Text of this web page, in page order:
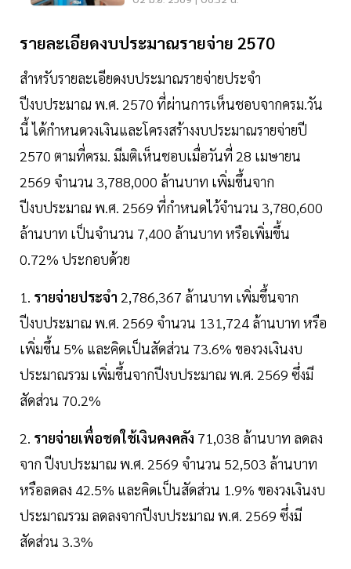
รายละเอียดงบประมาณรายจ่าย 2570
สำหรับรายละเอียดงบประมาณรายจ่ายประจำ
ปีงบประมาณ พ.ศ. 2570 ที่ผ่านการเห็นชอบจากครม.วัน
นี้ ได้กำหนดวงเงินและโครงสร้างงบประมาณรายจ่ายปี
2570 ตามที่ครม. มีมติเห็นชอบเมื่อวันที่ 28 เมษายน
2569 จำนวน 3,788,000 ล้านบาท เพิ่มขึ้นจาก
ปีงบประมาณ พ.ศ. 2569 ที่กำหนดไว้จำนวน 3,780,600
ล้านบาท เป็นจำนวน 7,400 ล้านบาท หรือเพิ่มขึ้น
0.72% ประกอบด้วย
1. รายจ่ายประจำ 2,786,367 ล้านบาท เพิ่มขึ้นจาก
ปีงบประมาณ พ.ศ. 2569 จำนวน 131,724 ล้านบาท หรือ
เพิ่มขึ้น 5% และคิดเป็นสัดส่วน 73.6% ของวงเงินงบ
ประมาณรวม เพิ่มขึ้นจากปีงบประมาณ พ.ศ. 2569 ซึ่งมี
สัดส่วน 70.2%
2. รายจ่ายเพื่อชดใช้เงินคงคลัง 71,038 ล้านบาท ลดลง
จาก ปีงบประมาณ พ.ศ. 2569 จำนวน 52,503 ล้านบาท
หรือลดลง 42.5% และคิดเป็นสัดส่วน 1.9% ของวงเงินงบ
ประมาณรวม ลดลงจากปีงบประมาณ พ.ศ. 2569 ซึ่งมี
สัดส่วน 3.3%